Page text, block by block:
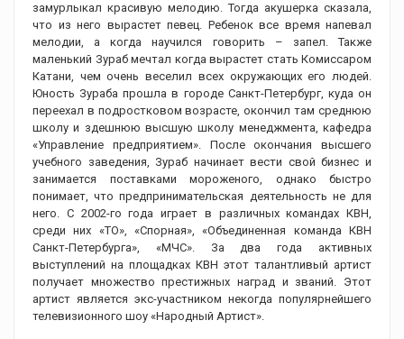
замурлыкал красивую мелодию. Тогда акушерка сказала,
что из него вырастет певец. Ребенок все время напевал
мелодии, а когда научился говорить – запел. Также
маленький Зураб мечтал когда вырастет стать Комиссаром
Катани, чем очень веселил всех окружающих его людей.
Юность Зураба прошла в городе Санкт-Петербург, куда он
переехал в подростковом возрасте, окончил там среднюю
школу и здешнюю высшую школу менеджмента, кафедра
«Управление предприятием». После окончания высшего
учебного заведения, Зураб начинает вести свой бизнес и
занимается поставками мороженого, однако быстро
понимает, что предпринимательская деятельность не для
него. С 2002-го года играет в различных командах КВН,
среди них «ТО», «Спорная», «Объединенная команда КВН
Санкт-Петербурга», «МЧС». За два года активных
выступлений на площадках КВН этот талантливый артист
получает множество престижных наград и званий. Этот
артист является экс-участником некогда популярнейшего
телевизионного шоу «Народный Артист».